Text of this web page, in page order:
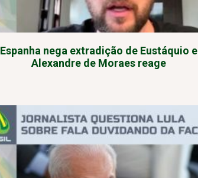
Espanha nega extradição de Eustáquio e
Alexandre de Moraes reage